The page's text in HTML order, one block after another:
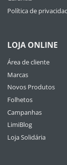
Política de
LOJA ONLINE
Área de cliente
Marcas
Novos Produtos
Folhetos
Campanhas
LimiBlog
Loja Solidária